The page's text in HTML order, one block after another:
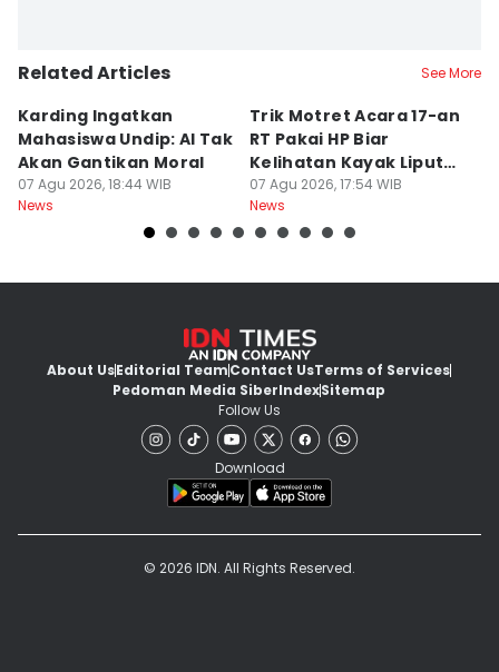
Related Articles See More
Karding Ingatkan
Mahasiswa Undip: AI Tak
Akan Gantikan Moral
07 Agu 2026, 18:44 WIB
News
Trik Motret Acara 17-an
RT Pakai HP Biar
Kelihatan Kayak Liputan
Festival Nasional
07 Agu 2026, 17:54 WIB
News
About UsEditorial TeamContact UsTerms of Services
Pedoman Media SiberIndexSitemap
Follow Us
Download
© 2026 IDN. All Rights Reserved.